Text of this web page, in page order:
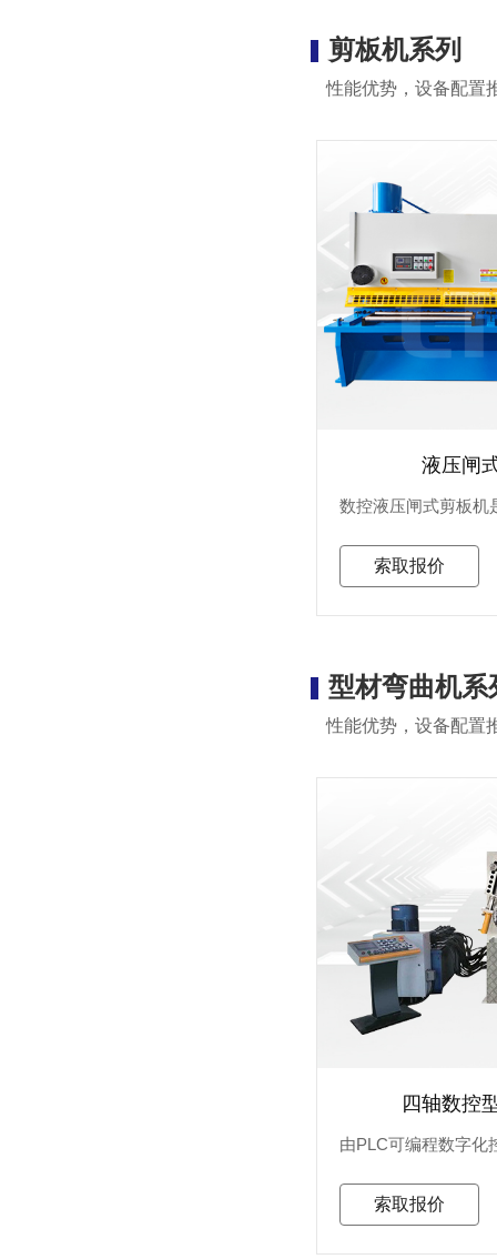
剪板机系列
性能优势，设备配置
液压闸
索取报价
型材弯曲机系
性能优势，设备配置
四轴数控
索取报价